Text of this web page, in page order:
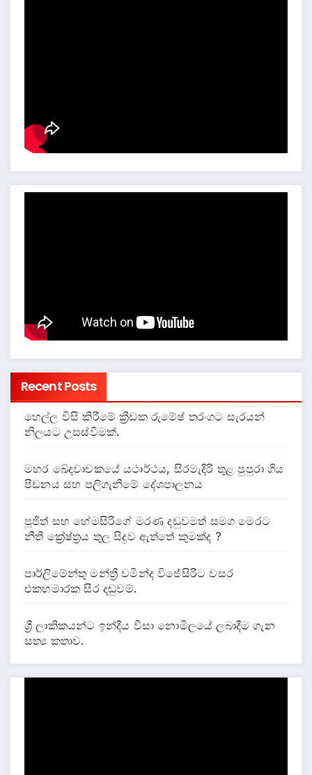
Recent Posts
හෙල්ල විසි කිරීමේ ක්‍රීඩක රුමේෂ් තරංගට සැරයන්
නිලයට උසස්වීමක්.
මහර ඛේදවාචකයේ යථාර්ථය, සිරමැදිරි තුළ පුපුරා ගිය
පීඩනය සහ පලිගැනීමේ දේශපාලනය
පූජිත් සහ හේමසිරිගේ මරණ දඩුවමත් සමග මෙරට
නීතී ක්‍රේෂ්ත්‍රය තුල සිදුව ඇත්තේ කුමක්ද ?
පාර්ලිමේන්තු මන්ත්‍රී චමින්ද විජේසිරිට වසර
එකහමාරක සිර දඬුවම්.
ශ්‍රී ලාකිකයන්ට ඉන්දීය වීසා නොමිලයේ ලබාදීම ගැන
සත්‍ය කතාව.